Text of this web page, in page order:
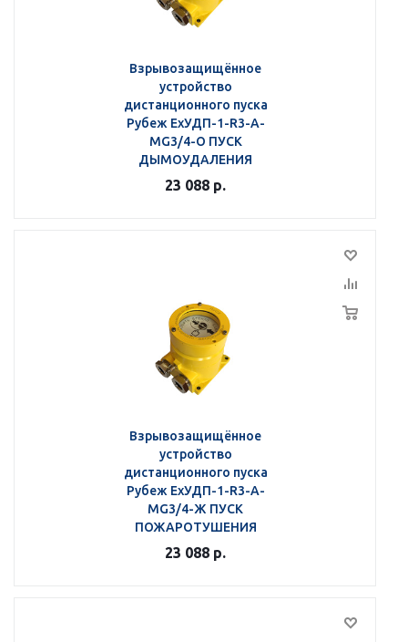
Взрывозащищённое
устройство
дистанционного пуска
Рубеж ЕхУДП-1-R3-А-
MG3/4-О ПУСК
ДЫМОУДАЛЕНИЯ
23 088 р.
Взрывозащищённое
устройство
дистанционного пуска
Рубеж ЕхУДП-1-R3-А-
MG3/4-Ж ПУСК
ПОЖАРОТУШЕНИЯ
23 088 р.